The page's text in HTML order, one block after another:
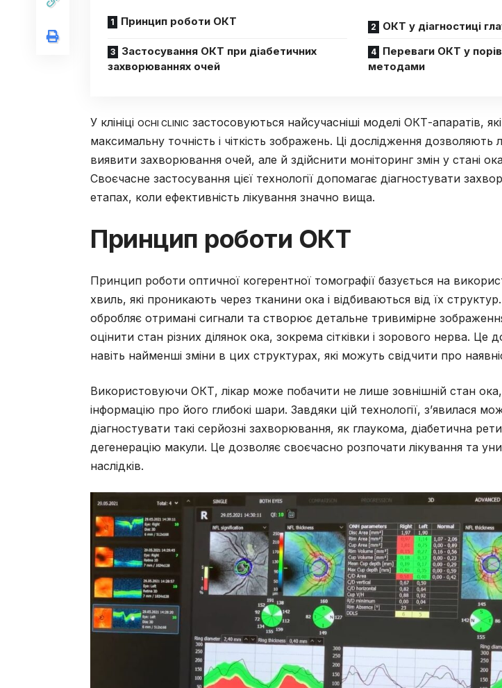
Принцип роботи ОКТ
ОКТ у діагностиці
Застосування ОКТ при діабетичних
захворюваннях очей
Переваги ОКТ у
методами
У клініці OCHI CLINIC застосовуються найсучасніші моделі ОКТ-апаратів,
максимальну точність і чіткість зображень. Ці дослідження дозволяють
виявити захворювання очей, але й здійснити моніторинг змін у стані
Своєчасне застосування цієї технології допомагає діагностувати
етапах, коли ефективність лікування значно вища.
Принцип роботи ОКТ
Принцип роботи оптичної когерентної томографії базується на
хвиль, які проникають через тканини ока і відбиваються від їх
обробляє отримані сигнали та створює детальне тривимірне
оцінити стан різних ділянок ока, зокрема сітківки і зорового нерва. Це
навіть найменші зміни в цих структурах, які можуть свідчити про
Використовуючи ОКТ, лікар може побачити не лише зовнішній стан
інформацію про його глибокі шари. Завдяки цій технології, з’явилася
діагностувати такі серйозні захворювання, як глаукома, діабетична
дегенерацію макули. Це дозволяє своєчасно розпочати лікування та
наслідків.